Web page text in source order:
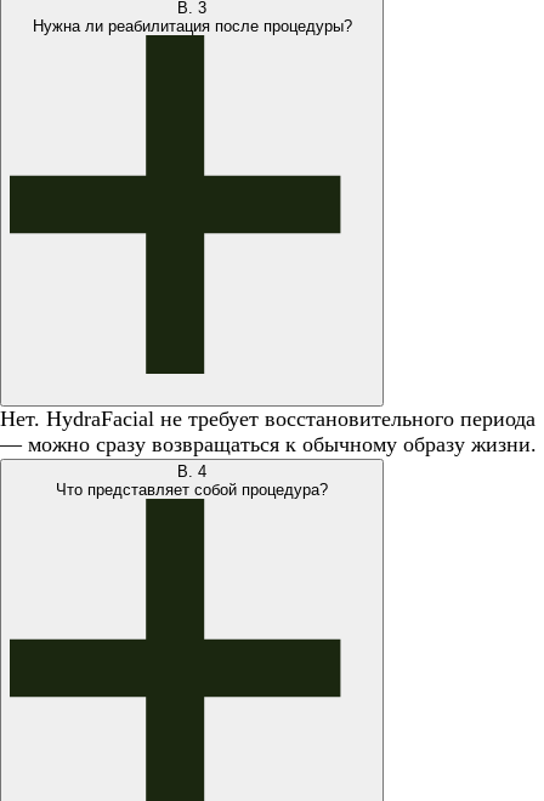
В. 3
Нужна ли реабилитация после процедуры?
Нет. HydraFacial не требует восстановительного периода
— можно сразу возвращаться к обычному образу жизни.
В. 4
Что представляет собой процедура?